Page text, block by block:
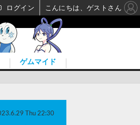
ゲムマイド
Thu 22:30
ログイン こんにちは、ゲストさん